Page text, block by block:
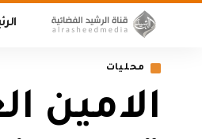
محليات
الامين